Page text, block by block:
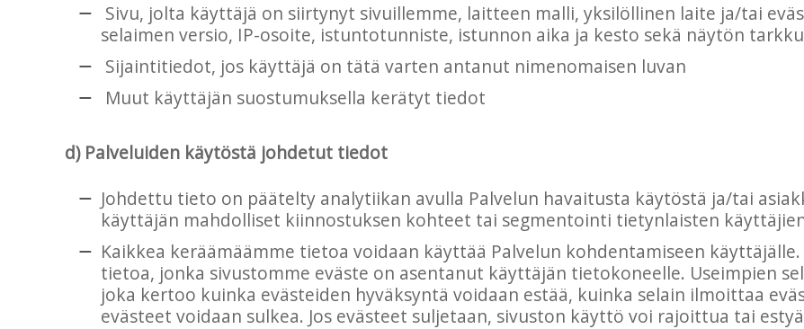
Sivu, jolta käyttäjä on siirtynyt sivuillemme, laitteen malli, yksilöllinen laite ja/tai
selaimen versio, IP-osoite, istuntotunniste, istunnon aika ja kesto sekä näytön
Sijaintitiedot, jos käyttäjä on tätä varten antanut nimenomaisen luvan
Muut käyttäjän suostumuksella kerätyt tiedot
d) Palveluiden käytöstä johdetut tiedot
Johdettu tieto on päätelty analytiikan avulla Palvelun havaitusta käytöstä ja/tai
käyttäjän mahdolliset kiinnostuksen kohteet tai segmentointi tietynlaisten
Kaikkea keräämäämme tietoa voidaan käyttää Palvelun kohdentamiseen
tietoa, jonka sivustomme eväste on asentanut käyttäjän tietokoneelle. Useimpien
joka kertoo kuinka evästeiden hyväksyntä voidaan estää, kuinka selain ilmoittaa
evästeet voidaan sulkea. Jos evästeet suljetaan, sivuston käyttö voi rajoittua tai